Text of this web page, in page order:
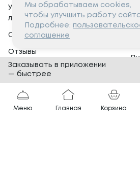
Условия программы
лояльности
Сертификаты
Отзывы
Банкеты
Вопросы и ответы
с
Меню Главная Корзина
Мы обрабатываем cookies,
чтобы улучшить работу
Подробнее:
соглашение
Заказывать в приложении
— быстрее